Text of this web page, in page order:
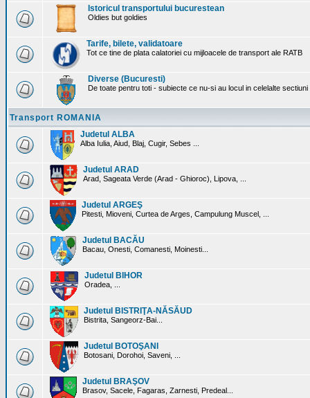
Istoricul transportului bucurestean
Oldies but goldies
Tarife, bilete, validatoare
Tot ce tine de plata calatoriei cu mijloacele de transport ale RATB
Diverse (Bucuresti)
De toate pentru toti - subiecte ce nu-si au locul in celelalte
Transport ROMANIA
Judetul ALBA
Alba Iulia, Aiud, Blaj, Cugir, Sebes ...
Judetul ARAD
Arad, Sageata Verde (Arad - Ghioroc), Lipova, ...
Judetul ARGEŞ
Pitesti, Mioveni, Curtea de Arges, Campulung Muscel, ...
Judetul BACĂU
Bacau, Onesti, Comanesti, Moinesti...
Judetul BIHOR
Oradea, ...
Judetul BISTRIŢA-NĂSĂUD
Bistrita, Sangeorz-Bai...
Judetul BOTOŞANI
Botosani, Dorohoi, Saveni, ...
Judetul BRAŞOV
Brasov, Sacele, Fagaras, Zarnesti, Predeal...